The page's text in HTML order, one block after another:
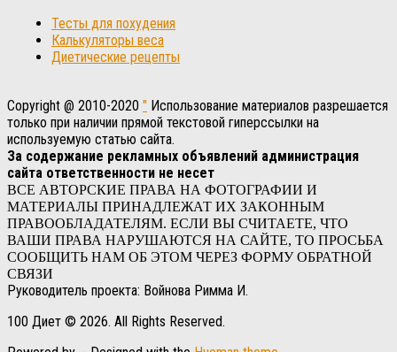
Тесты для похудения
Калькуляторы веса
Диетические рецепты
Copyright @ 2010-2020 " Использование материалов разрешается
только при наличии прямой текстовой гиперссылки на
используемую статью сайта.
За содержание рекламных объявлений администрация
сайта ответственности не несет
ВСЕ АВТОРСКИЕ ПРАВА НА ФОТОГРАФИИ И
МАТЕРИАЛЫ ПРИНАДЛЕЖАТ ИХ ЗАКОННЫМ
ПРАВООБЛАДАТЕЛЯМ. ЕСЛИ ВЫ СЧИТАЕТЕ, ЧТО
ВАШИ ПРАВА НАРУШАЮТСЯ НА САЙТЕ, ТО ПРОСЬБА
СООБЩИТЬ НАМ ОБ ЭТОМ ЧЕРЕЗ ФОРМУ ОБРАТНОЙ
СВЯЗИ
Руководитель проекта: Войнова Римма И.
100 Диет © 2026. All Rights Reserved.